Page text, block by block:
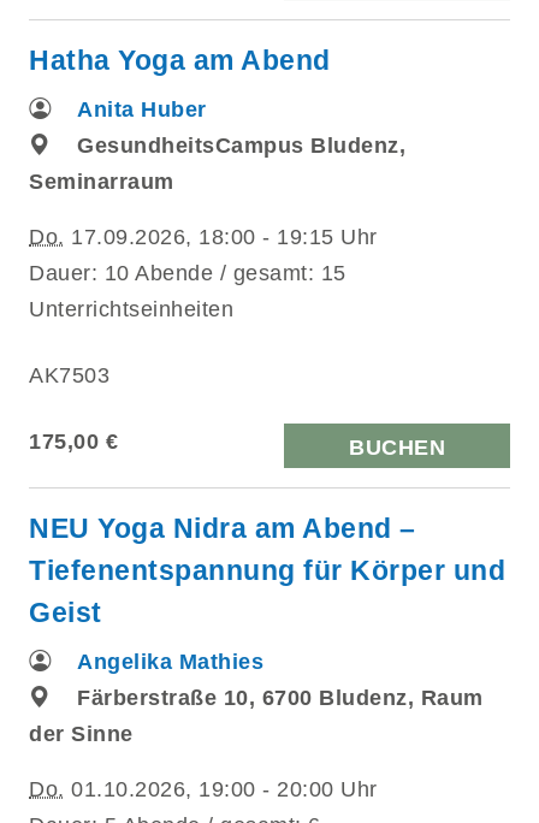
Hatha Yoga am Abend
Anita Huber
GesundheitsCampus Bludenz,
Seminarraum
Do. 17.09.2026, 18:00 - 19:15 Uhr
Dauer: 10 Abende / gesamt: 15
Unterrichtseinheiten
AK7503
175,00 € BUCHEN
NEU Yoga Nidra am Abend –
Tiefenentspannung für Körper und
Geist
Angelika Mathies
Färberstraße 10, 6700 Bludenz, Raum
der Sinne
Do. 01.10.2026, 19:00 - 20:00 Uhr